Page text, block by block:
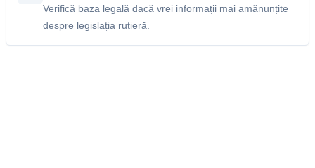
Verifică baza legală dacă vrei informații mai amănunțite
despre legislația rutieră.